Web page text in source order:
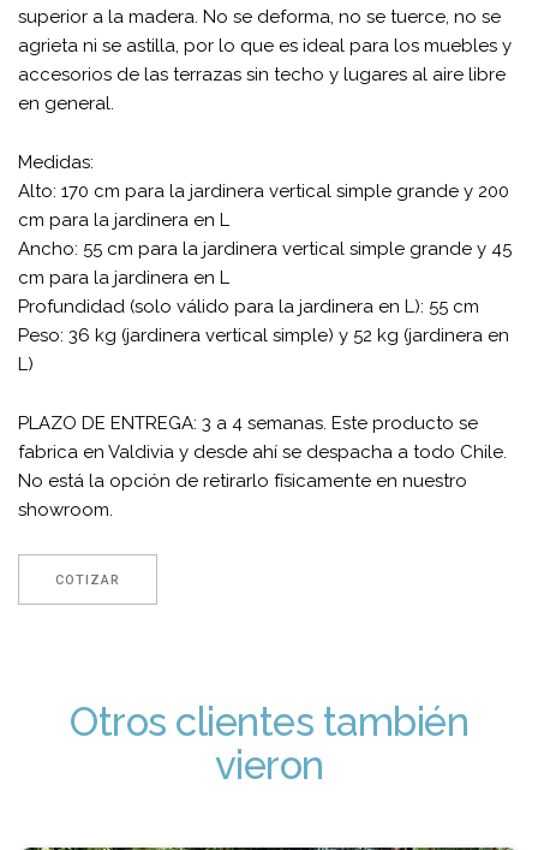
superior a la madera. No se deforma, no se tuerce, no se
agrieta ni se astilla, por lo que es ideal para los muebles y
accesorios de las terrazas sin techo y lugares al aire libre
en general.
Medidas:
Alto: 170 cm para la jardinera vertical simple grande y 200
cm para la jardinera en L
Ancho: 55 cm para la jardinera vertical simple grande y 45
cm para la jardinera en L
Profundidad (solo válido para la jardinera en L): 55 cm
Peso: 36 kg (jardinera vertical simple) y 52 kg (jardinera en
L)
PLAZO DE ENTREGA: 3 a 4 semanas. Este producto se
fabrica en Valdivia y desde ahí se despacha a todo Chile.
No está la opción de retirarlo físicamente en nuestro
showroom.
COTIZAR
Otros clientes también
vieron